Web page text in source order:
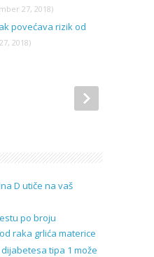
27, 2018)
povećava rizik od
2018)
D utiče na vaš
po broju
raka grlića materice
tipa 1 može